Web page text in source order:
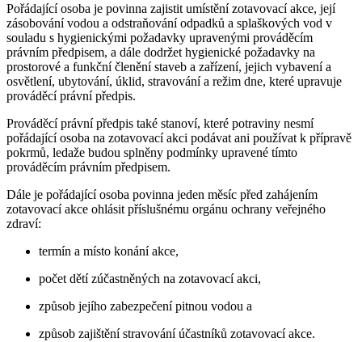
Pořádající osoba je povinna zajistit umístění zotavovací akce, její
zásobování vodou a odstraňování odpadků a splaškových vod v
souladu s hygienickými požadavky upravenými prováděcím
právním předpisem, a dále dodržet hygienické požadavky na
prostorové a funkční členění staveb a zařízení, jejich vybavení a
osvětlení, ubytování, úklid, stravování a režim dne, které upravuje
prováděcí právní předpis.
Prováděcí právní předpis také stanoví, které potraviny nesmí
pořádající osoba na zotavovací akci podávat ani používat k přípravě
pokrmů, ledaže budou splněny podmínky upravené tímto
prováděcím právním předpisem.
Dále je pořádající osoba povinna jeden měsíc před zahájením
zotavovací akce ohlásit příslušnému orgánu ochrany veřejného
zdraví:
termín a místo konání akce,
počet dětí zúčastněných na zotavovací akci,
způsob jejího zabezpečení pitnou vodou a
způsob zajištění stravování účastníků zotavovací akce.